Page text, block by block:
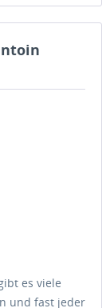
es viele
und fast jeder